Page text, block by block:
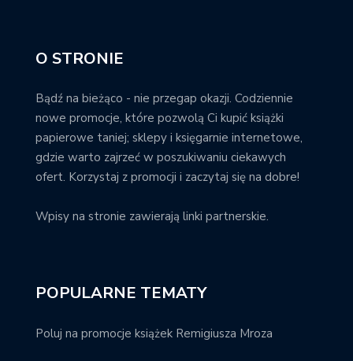
O STRONIE
Bądź na bieżąco - nie przegap okazji. Codziennie
nowe promocje, które pozwolą Ci kupić książki
papierowe taniej; sklepy i księgarnie internetowe,
gdzie warto zajrzeć w poszukiwaniu ciekawych
ofert. Korzystaj z promocji i zaczytaj się na dobre!
Wpisy na stronie zawierają linki partnerskie.
POPULARNE TEMATY
Poluj na promocje książek Remigiusza Mroza